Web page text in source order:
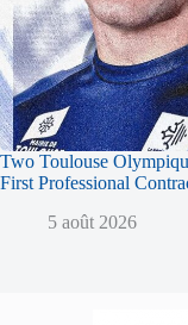
Two Toulouse
First Professional
5 août 2026